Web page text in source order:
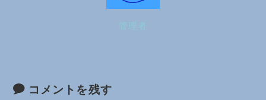
管理者
コメントを残す